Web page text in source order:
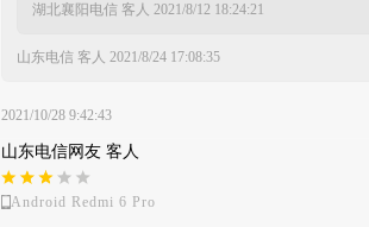
湖北襄阳电信 客人 2021/8/12 18:24:21
山东电信 客人 2021/8/24 17:08:35
2021/10/28 9:42:43
山东电信网友 客人
Android Redmi 6 Pro